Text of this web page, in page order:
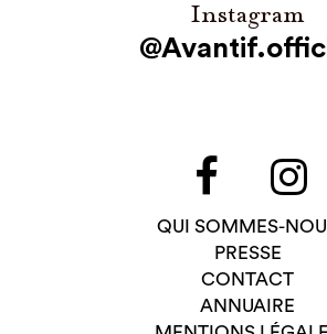
Instagram
QUI SOMMES-
PRESSE
CONTACT
ANNUAIRE